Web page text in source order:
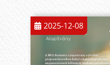
2025-12-08